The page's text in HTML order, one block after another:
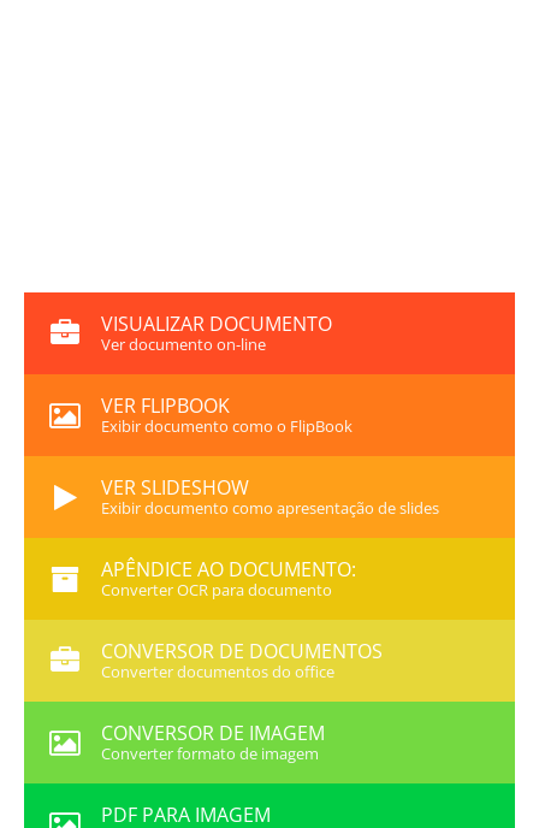
VISUALIZAR DOCUMENTO
Ver documento on-line
VER FLIPBOOK
Exibir documento como o FlipBook
VER SLIDESHOW
Exibir documento como apresentação de slides
APÊNDICE AO DOCUMENTO:
Converter OCR para documento
CONVERSOR DE DOCUMENTOS
Converter documentos do office
CONVERSOR DE IMAGEM
Converter formato de imagem
PDF PARA IMAGEM